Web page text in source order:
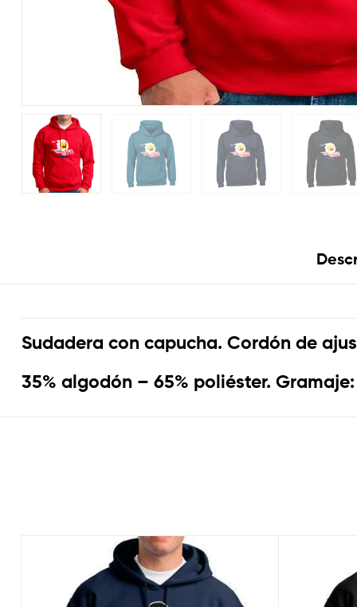
Sudadera con capucha. Cordón de
35% algodón – 65% poliéster.